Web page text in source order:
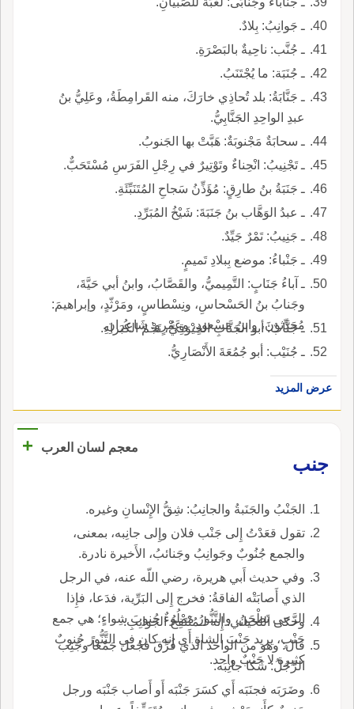
ـ جَوانِبُ: بِلادٌ.
ـ جُنَّب: ناحِيةٌ بالبَصْرَةِ.
ـ جُنَبَة: ما يُجْتَنَبُ.
ـ جَنَّابَةُ: بلد تُحاذِي خارَكَ، منه القَرامِطَةُ، وعَلِيُّ بنُ
عبدِ الواحِدِ الجَنَّابِيُّ.
ـ سحابَةٌ مَجْنوبَةٌ: هَبَّتْ بها الجَنوبُ.
ـ تَجْنِيبُ: انْحِناءٌ وتَوْتِيرٌ في رِجْلِ الفَرَسِ مُسْتَحَبٌّ.
ـ جَنَبَةُ بنُ طارِقٍ: مُؤَذِّنُ سَجاحِ المُتَنَبِّئَةِ.
ـ عبدُ الوَهَّاب بنُ جَنَبَةَ: شَيْخُ المُبَرِّدِ.
ـ جَنِيبُ: تَمْرٌ جَيِّدٌ.
ـ جَنْباءُ: موضع بِبلادِ تَميمٍ.
ـ آباءُ جَنَابٍ: التَّمِيميُّ، والقَصَّابُ، وابنُ أبي حَيَّةَ،
وجَنابُ بنُ الحَسْحاسِ، ونِسْطاسٍ، ومَرْثّدٍ، وإبراهيمَ:
مُحَدِّثونَ، وابنُ مَسْعودٍ، وعَمْرٍو: شَاعِرانِ.
ـ جَنَّابٌ: أبو الجَنَّابِ الخِيْوَقِيُّ، نَجْمُ الكُبَراءِ.
ـ جُنَيْب: أبو جُمُعَةَ الأَنْصَارِيُّ.
عرض المزيد
معجم لسان العرب
+
جنب
الجَنْبُ والجَنَبةُ والجانِبُ: شِقُّ الإِنْسانِ وغيره.
تقول قعَدْتُ إِلى جَنْب فلان وإِلى جانِبه، بمعنى،
والجمع جُنُوبٌ وجَوانِبُ وجَنائبُ، الأَخيرة نادرة.
وفي حديث أَبي هريرة، رضي اللّه عنه، في الرجل
الذي أَصابَتْه الفاقةُ: فخرج إِلى البَرِّية، فدَعا، فإِذا
الرَّحى تَطْحَنُ، والتَّنُّورُ مَمْلُوءٌ جُنوبَ شِواءٍ؛ هي جمع
جَنْبٍ، يريد جَنْبَ الشاةِ أَي إِنه كان في التَّنُّور جُنوبٌ
كثيرة لا جَنْبٌ واحد.
وحكى اللحياني: إِنه لـمُنْتَفِخُ الجَوانِبِ.
قال: وهو من الواحد الذي فُرِّقَ فجُعل جَمْعاً وجُنِب
الرَّجُلُ: شَكا جانِبَه.
وضَرَبَه فجنَبَه أَي كسَرَ جَنْبَه أَو أَصاب جَنْبَه ورجل